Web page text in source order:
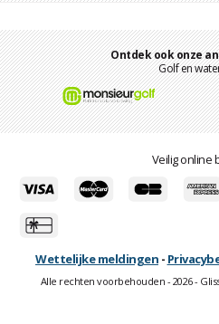
Ontdek ook onze
Golf en
Veilig online
Wettelijke meldingen -
Alle rechten voorbehouden - 2026 -